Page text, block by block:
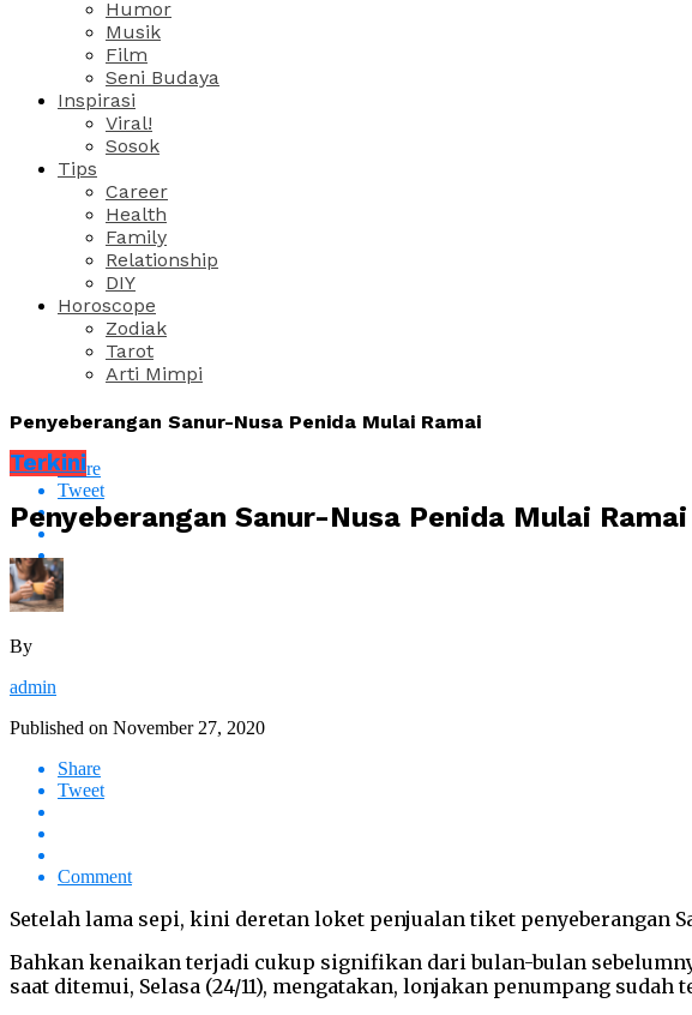
Humor
Musik
Film
Seni Budaya
Inspirasi
Viral!
Sosok
Tips
Career
Health
Family
Relationship
DIY
Horoscope
Zodiak
Tarot
Arti Mimpi
Penyeberangan Sanur-Nusa Penida Mulai Ramai
Share
Tweet
Terkini
Penyeberangan Sanur-Nusa Penida Mulai Ramai
By
admin
Published on November 27, 2020
Share
Tweet
Comment
Setelah lama sepi, kini deretan loket penjualan tiket penyeberangan
Bahkan kenaikan terjadi cukup signifikan dari bulan-bulan
saat ditemui, Selasa (24/11), mengatakan, lonjakan penumpang